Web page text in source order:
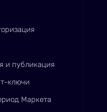
и публикация
ключи
Маркета